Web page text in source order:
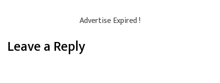
Advertise Expired !
Leave a Reply